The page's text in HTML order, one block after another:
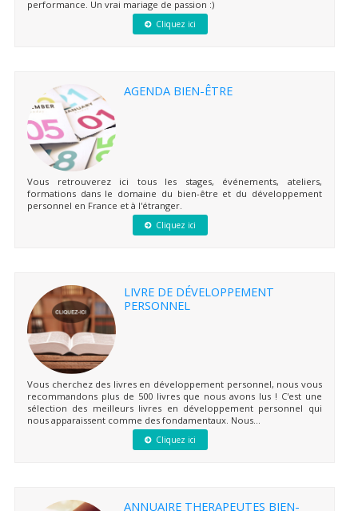
performance. Un vrai mariage de passion :)
Cliquez ici
AGENDA BIEN-ÊTRE
Vous retrouverez ici tous les stages, événements, ateliers,
formations dans le domaine du bien-être et du développement
personnel en France et à l'étranger.
Cliquez ici
LIVRE DE DÉVELOPPEMENT
PERSONNEL
Vous cherchez des livres en développement personnel, nous vous
recommandons plus de 500 livres que nous avons lus ! C'est une
sélection des meilleurs livres en développement personnel qui
nous apparaissent comme des fondamentaux. Nous...
Cliquez ici
ANNUAIRE THERAPEUTES BIEN-